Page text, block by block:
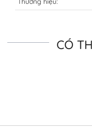
CÓ